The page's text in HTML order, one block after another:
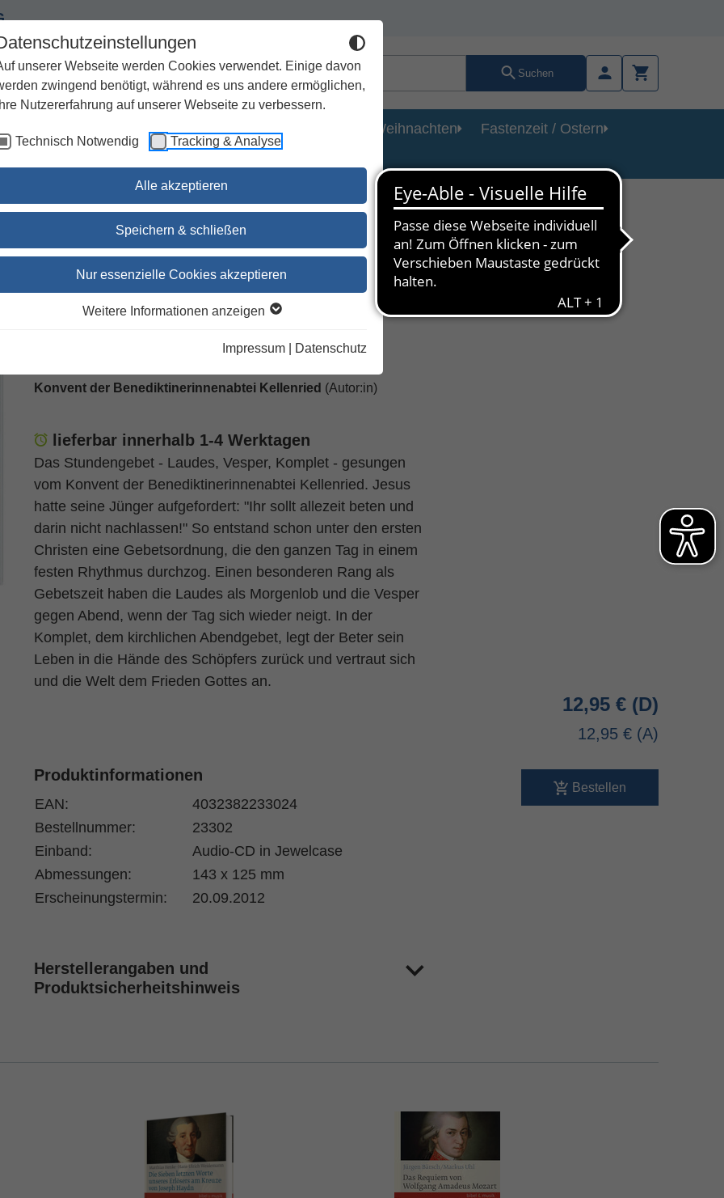
unserer Webseite werden Cookies verwendet. Einige davon
zwingend benötigt, während es uns andere ermöglichen,
Nutzererfahrung auf unserer Webseite zu verbessern.
Technisch Notwendig Tracking & Analyse
Alle akzeptieren
Speichern & schließen
Nur essenzielle Cookies akzeptieren
Weitere Informationen anzeigen
Impressum Datenschutz
Suchen
Geschenke Kirchenjahr / Lebensweg Weihnachten
Fastenzeit / Ostern
Gepriesen sei der Herr / Te
Deum.audio
Benediktinerinnenabtei Kellenried
Konvent der Benediktinerinnenabtei Kellenried (Autor:in)
lieferbar innerhalb 1-4 Werktagen
Das Stundengebet - Laudes, Vesper, Komplet - gesungen
vom Konvent der Benediktinerinnenabtei Kellenried. Jesus
hatte seine Jünger aufgefordert: "Ihr sollt allezeit beten und
darin nicht nachlassen!" So entstand schon unter den ersten
Christen eine Gebetsordnung, die den ganzen Tag in einem
festen Rhythmus durchzog. Einen besonderen Rang als
Gebetszeit haben die Laudes als Morgenlob und die Vesper
gegen Abend, wenn der Tag sich wieder neigt. In der
Komplet, dem kirchlichen Abendgebet, legt der Beter sein
Leben in die Hände des Schöpfers zurück und vertraut sich
und die Welt dem Frieden Gottes an.
12,95 €
12,95 €
Bestellen
Produktinformationen
EAN:
4032382233024
Bestellnummer:
23302
Einband:
Audio-CD in Jewelcase
Abmessungen:
143 x 125 mm
Erscheinungstermin:
20.09.2012
Herstellerangaben und
Produktsicherheitshinweis